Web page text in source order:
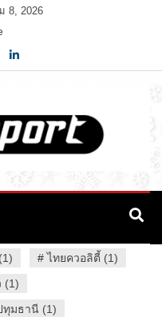
8, 2026
#ไทยควอลิตี้ (1)
(1)
ทุมธานี (1)